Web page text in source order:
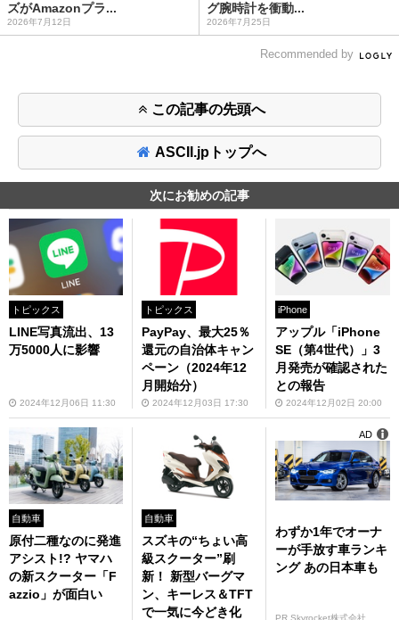
ズがAmazonプラ...
2026年7月12日
グ腕時計を衝動...
2026年7月25日
Recommended by
この記事の先頭へ
ASCII.jpトップへ
次にお勧めの記事
トピックス
LINE写真流出、13
万5000人に影響
2024年12月06日 11:30
トピックス
PayPay、最大25％
還元の自治体キャン
ペーン（2024年12
月開始分）
2024年12月03日 17:30
iPhone
アップル「iPhone
SE（第4世代）」3
月発売が確認された
との報告
2024年12月02日 20:00
自動車
原付二種なのに発進
アシスト!? ヤマハ
の新スクーター「F
azzio」が面白い
自動車
スズキの“ちょい高
級スクーター”刷
新！ 新型バーグマ
ン、キーレス＆TFT
で一気に今どき化
わずか1年でオーナ
ーが手放す車ランキ
ング あの日本車も
PR Skyrocket株式会社
AD